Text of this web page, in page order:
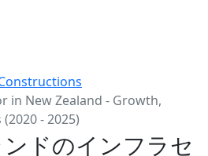
in New Zealand - Growth,
- 2025)
ドのインフラセ